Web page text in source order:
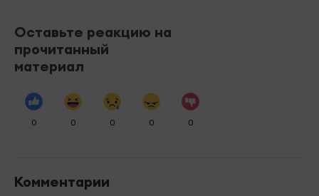
Оставьте реакцию на
прочитанный
материал
0 0 0 0 0
Комментарии